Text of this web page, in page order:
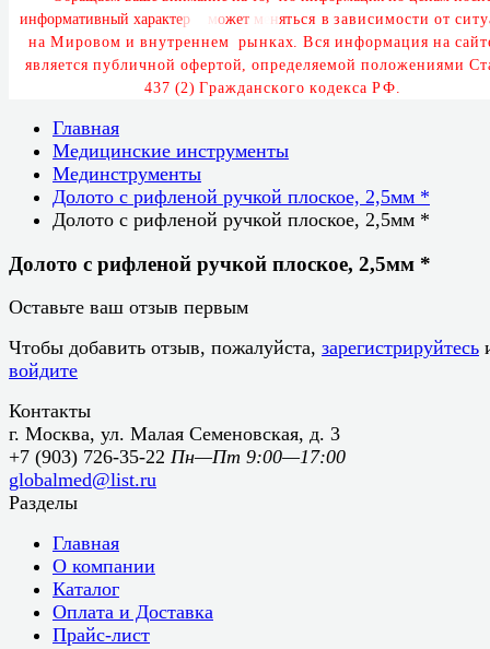
нформативный х арактер и ожет м ен яться в зависимости о т ситуа
Мировом и в нутреннем р ынках. В ся и нформация н а с айте
является публичной офертой, определяемой положениями Ст
437 (2) Гражданского кодекса РФ.
Главная
Медицинские инструменты
Мединструменты
Долото с рифленой ручкой плоское, 2,5мм *
Долото с рифленой ручкой плоское, 2,5мм *
Долото с рифленой ручкой плоское, 2,5мм *
Оставьте ваш отзыв первым
Чтобы добавить отзыв, пожалуйста, зарегистрируйтесь
войдите
Контакты
г. Москва, ул. Малая Семеновская, д. 3
+7 (903) 726-35-22 Пн—Пт 9:00—17:00
globalmed@list.ru
Разделы
Главная
О компании
Каталог
Оплата и Доставка
Прайс-лист